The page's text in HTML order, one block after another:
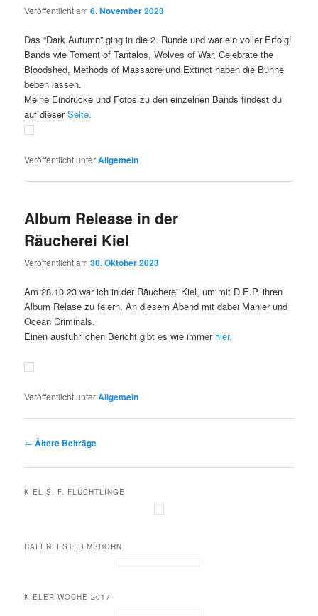
Veröffentlicht am6. November 2023
Das “Dark Autumn” ging in die 2. Runde und war ein voller Erfolg!
Bands wie Toment of Tantalos, Wolves of War, Celebrate the
Bloodshed, Methods of Massacre und Extinct haben die Bühne
beben lassen.
Meine Eindrücke und Fotos zu den einzelnen Bands findest du
auf dieserSeite.
Veröffentlicht unterAllgemein
Album Release in der
Räucherei Kiel
Veröffentlicht am30. Oktober 2023
Am 28.10.23 war ich in der Räucherei Kiel, um mit D.E.P. ihren
Album Relase zu feiern. An diesem Abend mit dabei Manier und
Ocean Criminals.
Einen ausführlichen Bericht gibt es wie immer hier.
Veröffentlicht unterAllgemein
Beitrags-
← Ältere Beiträge
KIEL S. F. FLÜCHTLINGE
HAFENFEST ELMSHORN
KIELER WOCHE 2017